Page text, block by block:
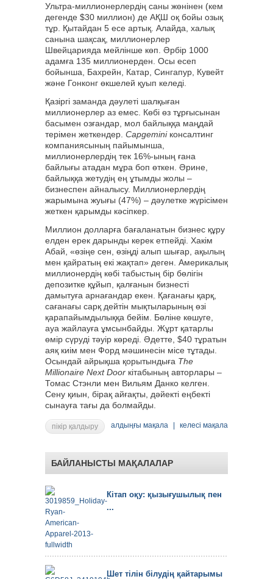
Ультра-миллионерлердің саны жөнінен (кем
дегенде $30 миллион) де АҚШ оқ бойы озық
тұр. Қытайдан 5 есе артық. Алайда, халық
санына шақсақ, миллионерлер
Швейцарияда мейлінше көп. Әрбір 1000
адамға 135 миллионерден. Осы есеп
бойынша, Бахрейн, Катар, Сингапур, Кувейт
және Гонконг өкшелей қуып келеді.
Қазіргі заманда дәулеті шалқыған
миллионерлер аз емес. Көбі өз тұрғысынан
басымен озғандар, мол байлыққа маңдай
терімен жеткендер. Capgeminiконсалтинг
компаниясының пайымынша,
миллионерлердің тек 16%-ының ғана
байлығы атадан мұра боп өткен. Әрине,
байлыққа жетудің ең ұтымды жолы –
бизнеспен айналысу. Миллионерлердің
жарымына жуығы (47%) – дәулетке жүрісімен
жеткен қарымды кәсіпкер.
Миллион долларға бағаланатын бизнес құру
елден ерек дарынды керек етпейді. Хакім
Абай, «өзіңе сен, өзіңді алып шығар, ақылың
мен қайратың екі жақтап» деген. Америкалық
миллионердің көбі табыстың бір бөлігін
депозитке құйып, қалғанын бизнесті
дамытуға арнағандар екен. Қағанағы қарқ,
сағанағы сарқ дейтін мықтыларының өзі
қарапайымдылыққа бейім. Бөліне көшуге,
ауа жайлауға ұмсынбайды. Жұрт қатарлы
өмір сүруді тәуір көреді. Әдетте, $40 тұратын
аяқ киім мен Форд мәшинесін місе тұтады.
Осындай айрықша қорытындыға The
Millionaire Next Door кітабының авторлары –
Томас Стэнли мен Вильям Данко келген.
Сену қиын, бірақ айғақты, дәйекті еңбекті
сынауға тағы да болмайды.
пікір қалдыру алдыңғы мақала | келесі мақала
БАЙЛАНЫСТЫ МАҚАЛАЛАР
Кітап оқу: қызығушылық пен
...
Шет тілін білудің қайтарымы